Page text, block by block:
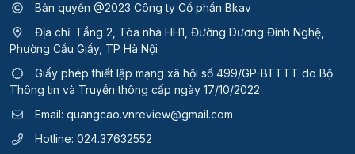
Bản quyền @2023 Công ty Cổ phần Bkav
Địa chỉ: Tầng 2, Tòa nhà HH1, Đường Dương Đình Nghệ,
Phường Cầu Giấy, TP Hà Nội
Giấy phép thiết lập mạng xã hội số 499/GP-BTTTT do Bộ
Thông tin và Truyền thông cấp ngày 17/10/2022
Email: quangcao.vnreview@gmail.com
Hotline: 024.37632552